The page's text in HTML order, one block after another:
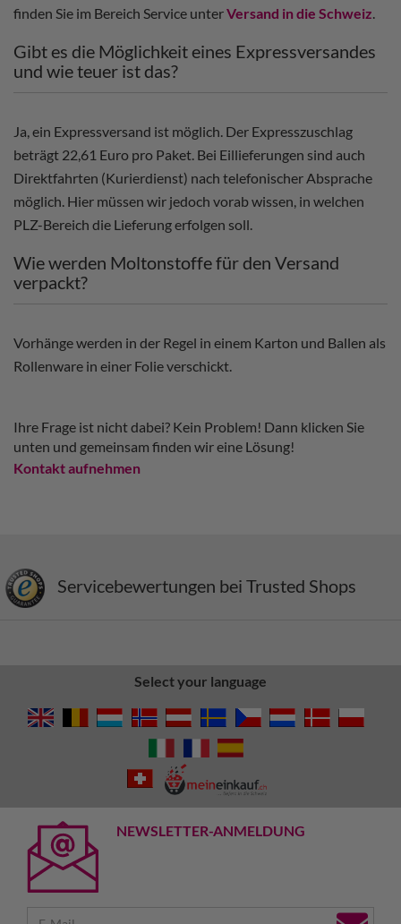
finden Sie im Bereich Service unterVersand in die Schweiz.
Gibt es die Möglichkeit eines Expressversandes
und wie teuer ist das?
Ja, ein Expressversand ist möglich. Der Expresszuschlag
beträgt 22,61 Euro pro Paket. Bei Eillieferungen sind auch
Direktfahrten (Kurierdienst) nach telefonischer Absprache
möglich. Hier müssen wir jedoch vorab wissen, in welchen
PLZ-Bereich die Lieferung erfolgen soll.
Wie werden Moltonstoffe für den Versand
verpackt?
Vorhänge werden in der Regel in einem Karton und Ballen als
Rollenware in einer Folie verschickt.
Ihre Frage ist nicht dabei? Kein Problem! Dann klicken Sie
unten und gemeinsam finden wir eine Lösung!
Kontakt aufnehmen
Servicebewertungen bei Trusted Shops
Select your language
NEWSLETTER-ANMELDUNG